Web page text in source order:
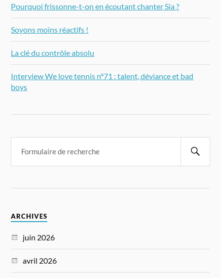
Pourquoi frissonne-t-on en écoutant chanter Sia ?
Soyons moins réactifs !
La clé du contrôle absolu
Interview We love tennis n°71 : talent, déviance et bad
boys
ARCHIVES
juin 2026
avril 2026